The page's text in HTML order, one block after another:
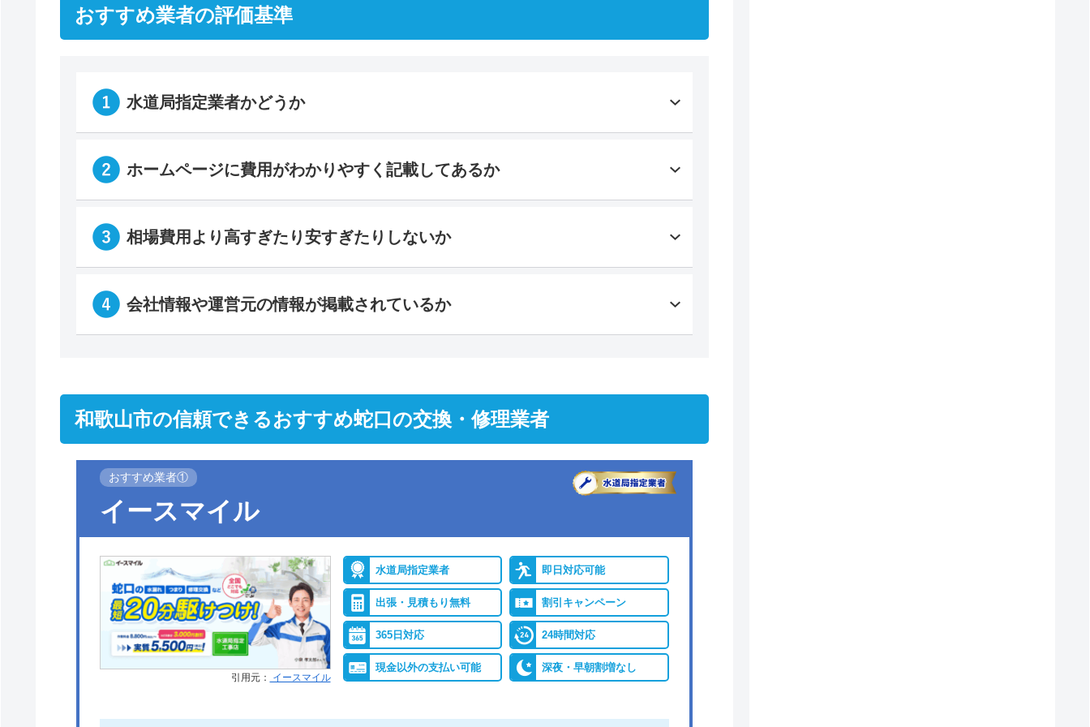
おすすめ業者の評価基準
水道局指定業者かどうか
ホームページに費用がわかりやすく記載してあるか
相場費用より高すぎたり安すぎたりしないか
会社情報や運営元の情報が掲載されているか
和歌山市の信頼できるおすすめ蛇口の交換・修理業者
おすすめ業者①
イースマイル
引用元： イースマイル
水道局指定業者 即日対応可能
出張・見積もり無料 割引キャンペーン
365日対応 24時間対応
現金以外の支払い可能 深夜・早朝割増なし